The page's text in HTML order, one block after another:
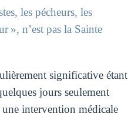
les pécheurs, les
», n’est pas la Sainte
significative étant
jours seulement
intervention médicale